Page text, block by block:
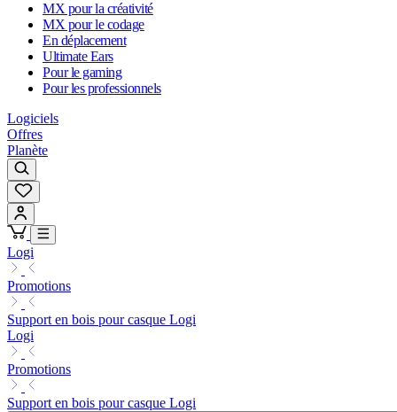
MX pour la créativité
MX pour le codage
En déplacement
Ultimate Ears
Pour le gaming
Pour les professionnels
Logiciels
Offres
Planète
Logi
Promotions
Support en bois pour casque Logi
Logi
Promotions
Support en bois pour casque Logi